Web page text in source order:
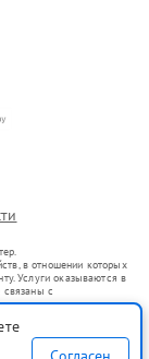
в отношении которых
Услуги оказываются в
связаны с
оборот в соответствии
услуг или введения